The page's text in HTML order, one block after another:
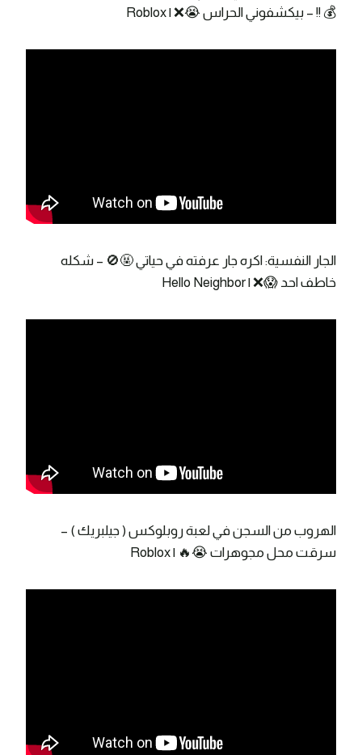
💰 !! – بيكشفوني الحراس 😭❌ | Roblox
الجار النفسية: اكره جار عرفته في حياتي 🤬🚫 – شكله
خاطف احد 😱❌ | Hello Neighbor
الهروب من السجن في لعبة روبلوكس ( جيلبريك ) –
سرقت محل مجوهرات 😭🔥 | Roblox